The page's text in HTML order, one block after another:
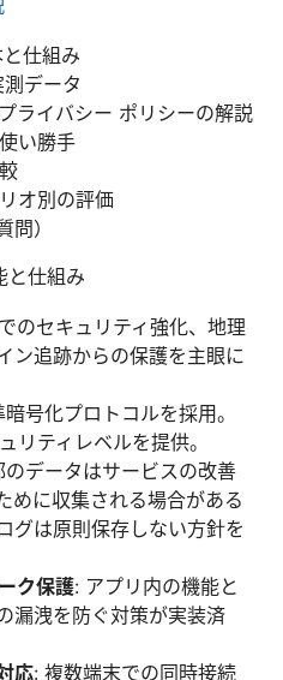
仕組み
測データ
ライバシー ポリシーの解説
い勝手
オ別の評価
問）
と仕組み
のセキュリティ強化、地理
ン追跡からの保護を主眼に
号化プロトコルを採用。
リティレベルを提供。
のデータはサービスの改善
めに収集される場合がある
グは原則保存しない方針を
ク保護: アプリ内の機能と
漏洩を防ぐ対策が実装済
応: 複数端末での同時接続